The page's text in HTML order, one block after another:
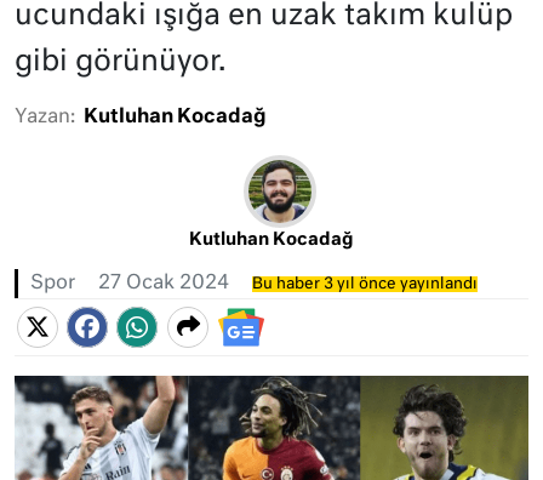
ucundaki ışığa en uzak takım kulüp
gibi görünüyor.
Yazan: Kutluhan Kocadağ
Kutluhan Kocadağ
Spor 27 Ocak 2024 Bu haber 3 yıl önce yayınlandı